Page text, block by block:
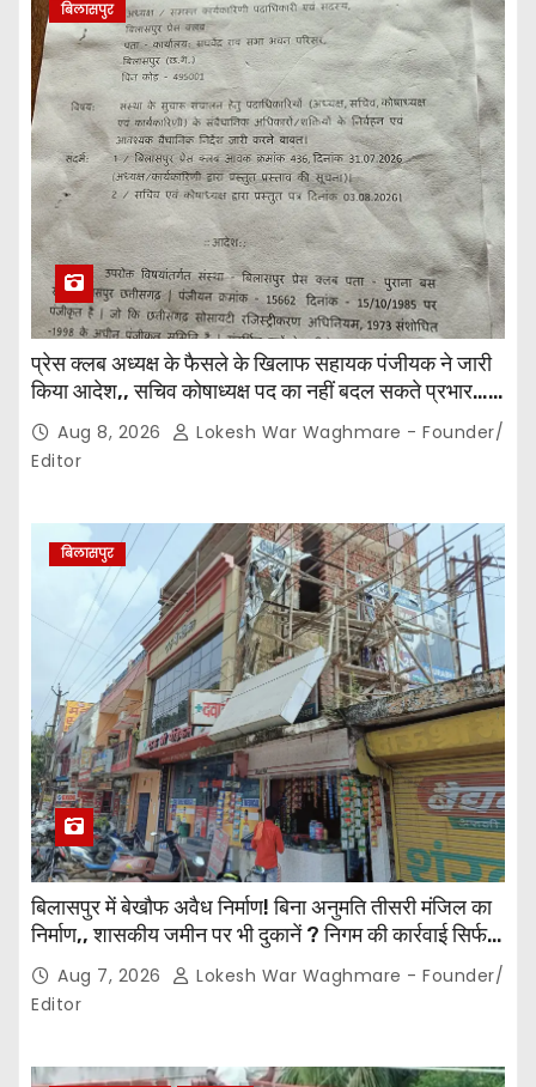
बिलासपुर
प्रेस क्लब अध्यक्ष के फैसले के खिलाफ सहायक पंजीयक ने जारी
किया आदेश,, सचिव कोषाध्यक्ष पद का नहीं बदल सकते प्रभार…
पदाधिकारियों के बीच विवाद अब प्रशासनिक जांच और नियमों की
कसौटी तक पहुंचा…
Aug 8, 2026
Lokesh War Waghmare - Founder/
Editor
बिलासपुर
बिलासपुर में बेखौफ अवैध निर्माण! बिना अनुमति तीसरी मंजिल का
निर्माण,, शासकीय जमीन पर भी दुकानें ? निगम की कार्रवाई सिर्फ
नोटिस तक सीमित? मुख्य मार्ग पर नियमों की खुलेआम अनदेखी,
जिम्मेदार अधिकारियों की कार्यप्रणाली पर उठे सवाल…
Aug 7, 2026
Lokesh War Waghmare - Founder/
Editor